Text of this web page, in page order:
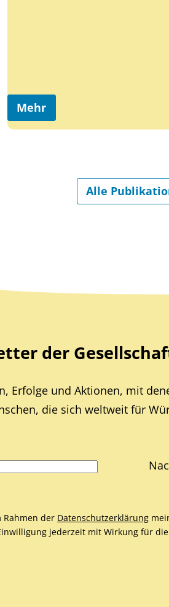
Mehr
Alle
der
Erfolge und Aktionen, mit
die sich weltweit für
Rahmen der Datenschutzerklärung
jederzeit mit Wirkung für